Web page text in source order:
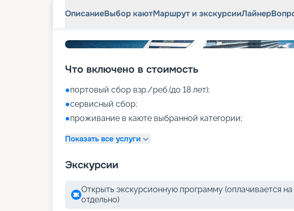
ОписаниеВыбор каютМаршрут и экскурсииЛайнер
Что включено в стоимость
●портовый сбор взр./реб.(до 18 лет);
●сервисный сбор;
●проживание в каюте выбранной категории;
Показать все услуги
Экскурсии
Открыть экскурсионную программу (оплачивается
отдельно)